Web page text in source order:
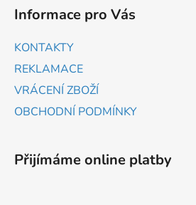
Informace pro Vás
KONTAKTY
REKLAMACE
VRÁCENÍ ZBOŽÍ
OBCHODNÍ PODMÍNKY
Přijímáme online platby